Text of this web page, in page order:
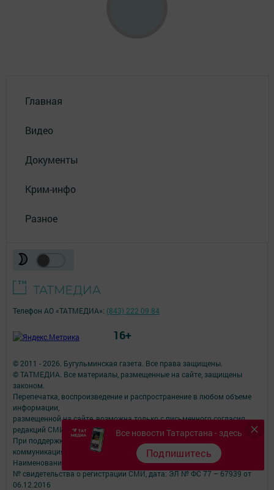
Главная
Видео
Документы
Крим-инфо
Разное
Все новости Татарстана - здесь
Подпишитесь
© 2011 - 2026. Бугульминская газета. Все права защищены.
© ТАТМЕДИА. Все материалы, размещенные на сайте, защищены
законом.
Перепечатка, воспроизведение и распространение в любом объеме
информации,
размещенной на сайте, возможна только с письменного согласия
редакций СМИ.
При поддержке Республиканского агентства по печати и массовым
коммуникациям.
Наименование СМИ: Бугульминская газета (город Бугульма)
№ свидетельства о регистрации СМИ, дата: ЭЛ № ФС 77 – 67939 от
06.12.2016
Телефон АО «ТАТМЕДИА»: (843) 222 09 84
16+